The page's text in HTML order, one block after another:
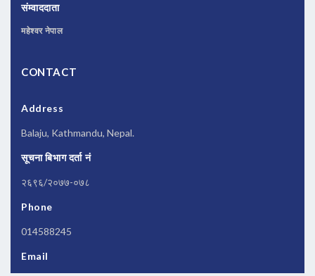
संम्वाददाता
महेश्वर नेपाल
CONTACT
Address
Balaju, Kathmandu, Nepal.
सूचना बिभाग दर्ता नं
२६९६/२०७७-०७८
Phone
014588245
Email